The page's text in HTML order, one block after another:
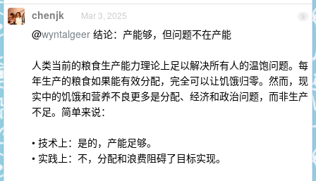
9
chenjk Mar 3, 2025
@wyntalgeer 结论：产能够，但问题不在产能
人类当前的粮食生产能力理论上足以解决所有人的温饱问题。每
年生产的粮食如果能有效分配，完全可以让饥饿归零。然而，现
实中的饥饿和营养不良更多是分配、经济和政治问题，而非生产
不足。简单来说：
• 技术上：是的，产能足够。
• 实践上：不，分配和浪费阻碍了目标实现。